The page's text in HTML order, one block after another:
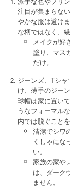
注目が集まらな
やかな服は避け
な柄ではなく、
メイクが好
塗り、マス
だけ。
ジーンズ、Tシ
け、薄手のジー
球帽は家に置い
うなフォーマル
内では脱ぐこと
清潔でシワ
くしゃにな
い。
家族の家や
は、ダーク
ません。